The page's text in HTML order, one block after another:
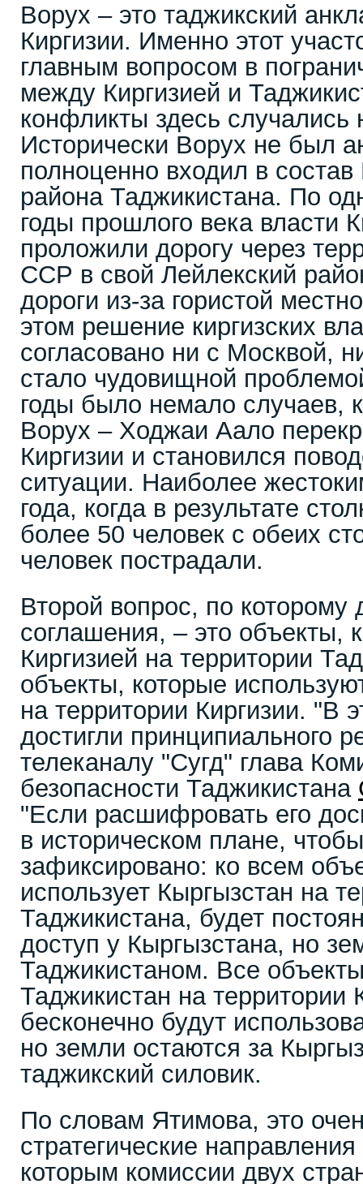
Ворух – это таджикский
Киргизии. Именно этот
главным вопросом в
между Киргизией и
конфликты здесь случались
Исторически Ворух не был
полноценно входил в
района Таджикистана. По
годы прошлого века власти
проложили дорогу через
ССР в свой Лейлекский
дороги из-за гористой
этом решение киргизских
согласовано ни с Москвой,
стало чудовищной
годы было немало случаев,
Ворух – Ходжаи Аало
Киргизии и становился
ситуации. Наиболее
года, когда в результате
более 50 человек с обеих
человек пострадали.
Второй вопрос, по которому
соглашения, – это объекты,
Киргизией на территории
объекты, которые
на территории Киргизии. "В
достигли принципиального
телеканалу "Сугд" глава
безопасности Таджикистана
"Если расшифровать его
в историческом плане,
зафиксировано: ко всем
использует Кыргызстан на
Таджикистана, будет
доступ у Кыргызстана, но
Таджикистаном. Все
Таджикистан на территории
бесконечно будут
но земли остаются за
таджикский силовик.
По словам Ятимова, это
стратегические
которым комиссии двух